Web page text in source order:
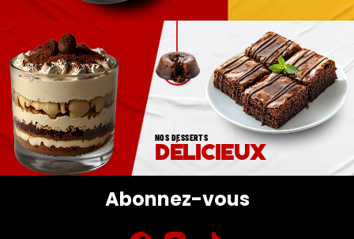
NOS DESSERTS
délicieux
Abonnez-vous